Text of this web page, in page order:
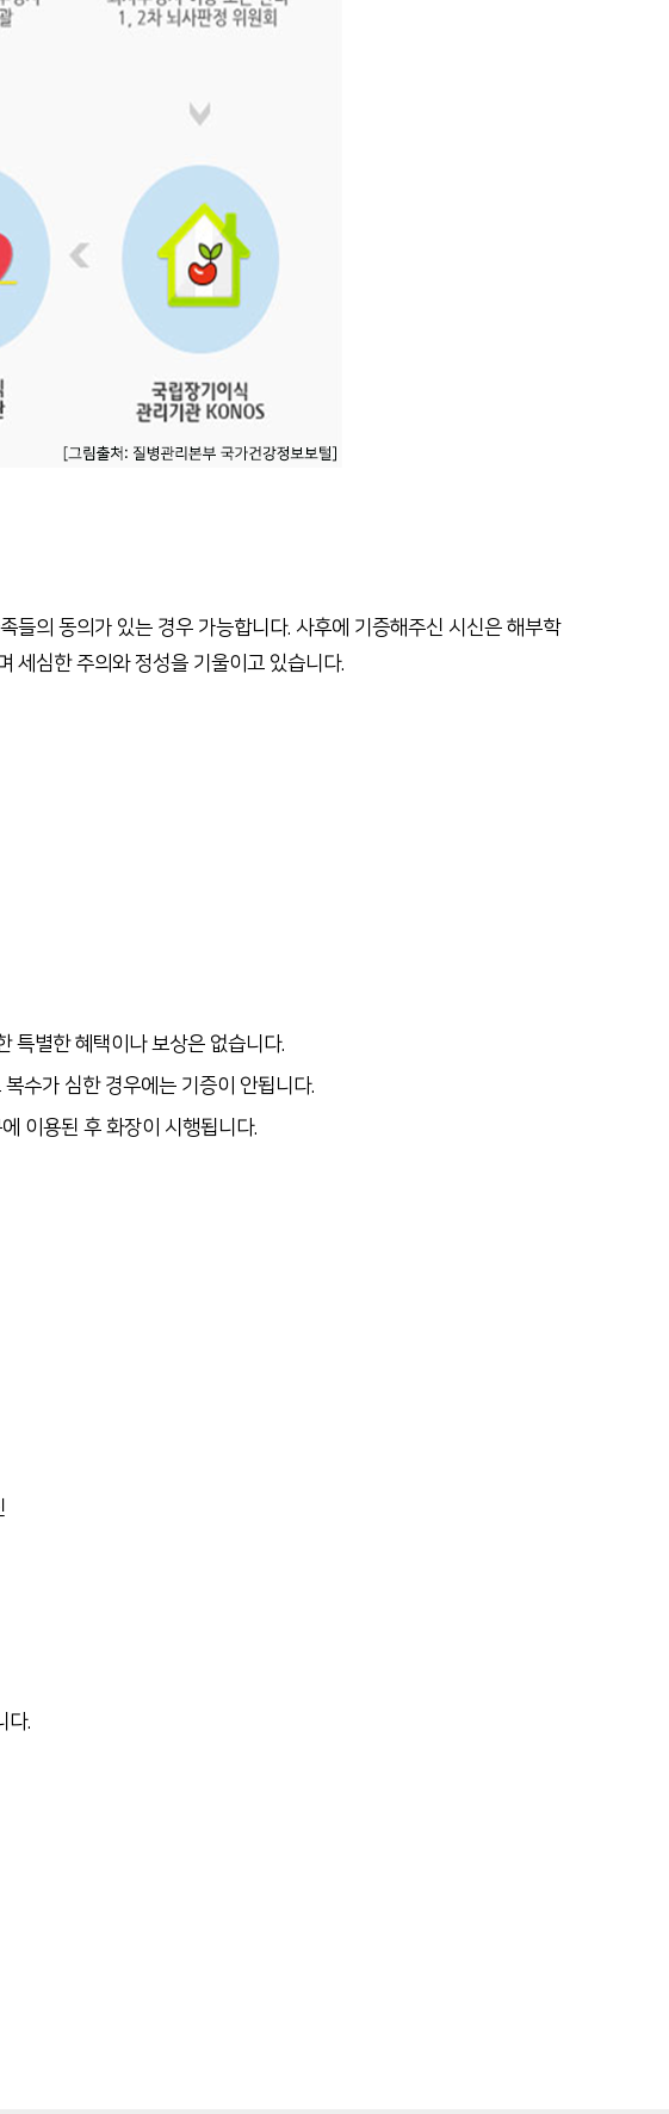
들의 동의가 있는 경우 가능합니다. 사후에 기증해주신 시신은 해부학
세심한 주의와 정성을 기울이고 있습니다.
특별한 혜택이나 보상은 없습니다.
수가 심한 경우에는 기증이 안됩니다.
이용된 후 화장이 시행됩니다.
다.